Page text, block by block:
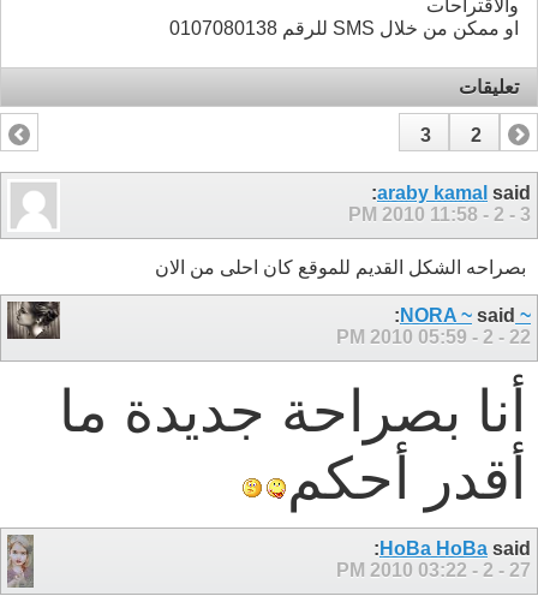
والاقتراحات
او ممكن من خلال SMS للرقم 0107080138
تعليقات
1
2
3
araby kamal said:
3 - 2 - 2010
11:58 PM
بصراحه الشكل القديم للموقع كان احلى من الان
~ NORA ~
said:
22 - 2 - 2010
05:59 PM
أنا بصراحة جديدة ما
أقدر أحكم
HoBa HoBa said:
27 - 2 - 2010
03:22 PM